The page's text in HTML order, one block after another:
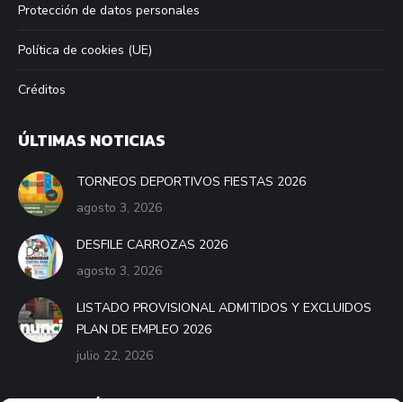
Protección de datos personales
Política de cookies (UE)
Créditos
ÚLTIMAS NOTICIAS
TORNEOS DEPORTIVOS FIESTAS 2026
agosto 3, 2026
DESFILE CARROZAS 2026
agosto 3, 2026
LISTADO PROVISIONAL ADMITIDOS Y EXCLUIDOS
PLAN DE EMPLEO 2026
julio 22, 2026